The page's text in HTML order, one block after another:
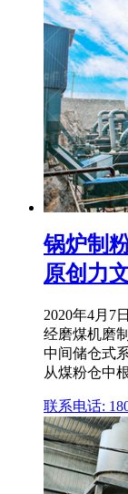
锅炉制
原创力
2020年4月7
经磨煤机磨
中间储仓式
从煤粉仓中
联系电话: